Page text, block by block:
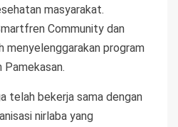
masyarakat.
Community dan
menyelenggarakan program
Pamekasan.
telah bekerja sama dengan
nirlaba yang